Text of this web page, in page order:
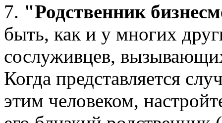
7. "Родственник
быть, как и у многих
сослуживцев,
Когда представляется
этим человеком,